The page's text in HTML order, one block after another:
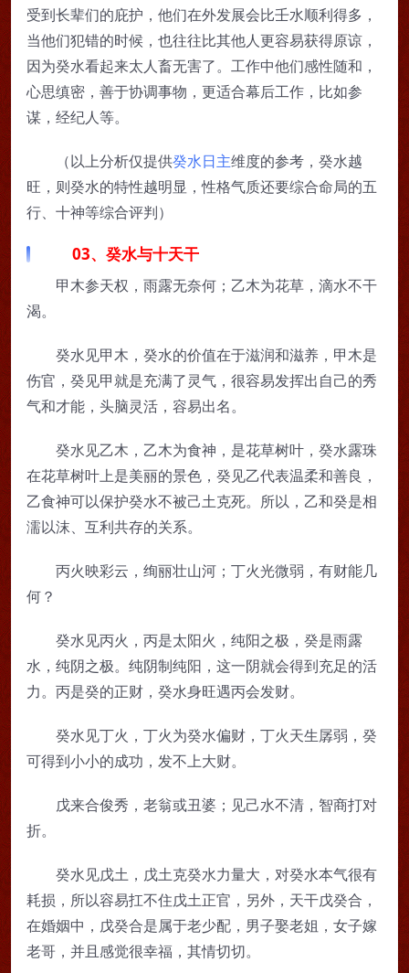
受到长辈们的庇护，他们在外发展会比壬水顺利得多，
当他们犯错的时候，也往往比其他人更容易获得原谅，
因为癸水看起来太人畜无害了。工作中他们感性随和，
心思缜密，善于协调事物，更适合幕后工作，比如参
谋，经纪人等。
（以上分析仅提供癸水日主维度的参考，癸水越
旺，则癸水的特性越明显，性格气质还要综合命局的五
行、十神等综合评判）
03、癸水与十天干
甲木参天权，雨露无奈何；乙木为花草，滴水不干
渴。
癸水见甲木，癸水的价值在于滋润和滋养，甲木是
伤官，癸见甲就是充满了灵气，很容易发挥出自己的秀
气和才能，头脑灵活，容易出名。
癸水见乙木，乙木为食神，是花草树叶，癸水露珠
在花草树叶上是美丽的景色，癸见乙代表温柔和善良，
乙食神可以保护癸水不被己土克死。所以，乙和癸是相
濡以沫、互利共存的关系。
丙火映彩云，绚丽壮山河；丁火光微弱，有财能几
何？
癸水见丙火，丙是太阳火，纯阳之极，癸是雨露
水，纯阴之极。纯阴制纯阳，这一阴就会得到充足的活
力。丙是癸的正财，癸水身旺遇丙会发财。
癸水见丁火，丁火为癸水偏财，丁火天生孱弱，癸
可得到小小的成功，发不上大财。
戊来合俊秀，老翁或丑婆；见己水不清，智商打对
折。
癸水见戊土，戊土克癸水力量大，对癸水本气很有
耗损，所以容易扛不住戊土正官，另外，天干戊癸合，
在婚姻中，戊癸合是属于老少配，男子娶老姐，女子嫁
老哥，并且感觉很幸福，其情切切。